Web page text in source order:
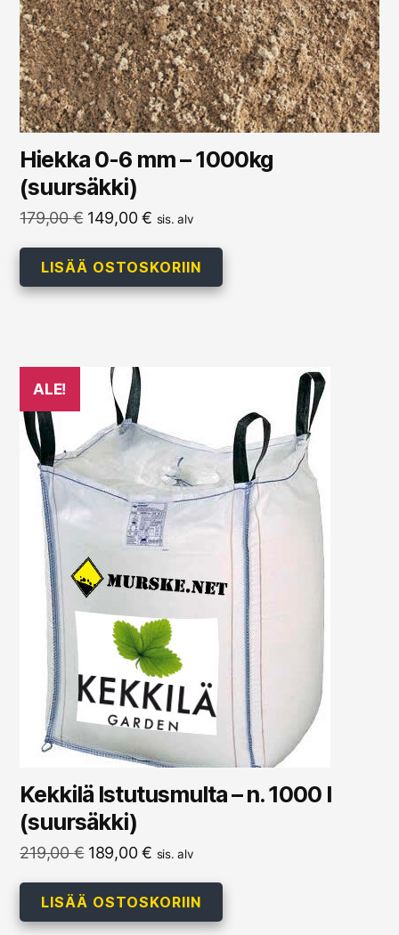
Hiekka 0-6 mm – 1000kg
(suursäkki)
179,00€ Alkuperäinen
oli:
179,00 €.
149,00€Nykyinen
on:
149,00 €.
sis. alv
LISÄÄ OSTOSKORIIN
ALE!
Kekkilä Istutusmulta – n. 1000 l
(suursäkki)
219,00€ Alkuperäinen
oli:
219,00 €.
189,00€Nykyinen
on:
189,00 €.
sis. alv
LISÄÄ OSTOSKORIIN